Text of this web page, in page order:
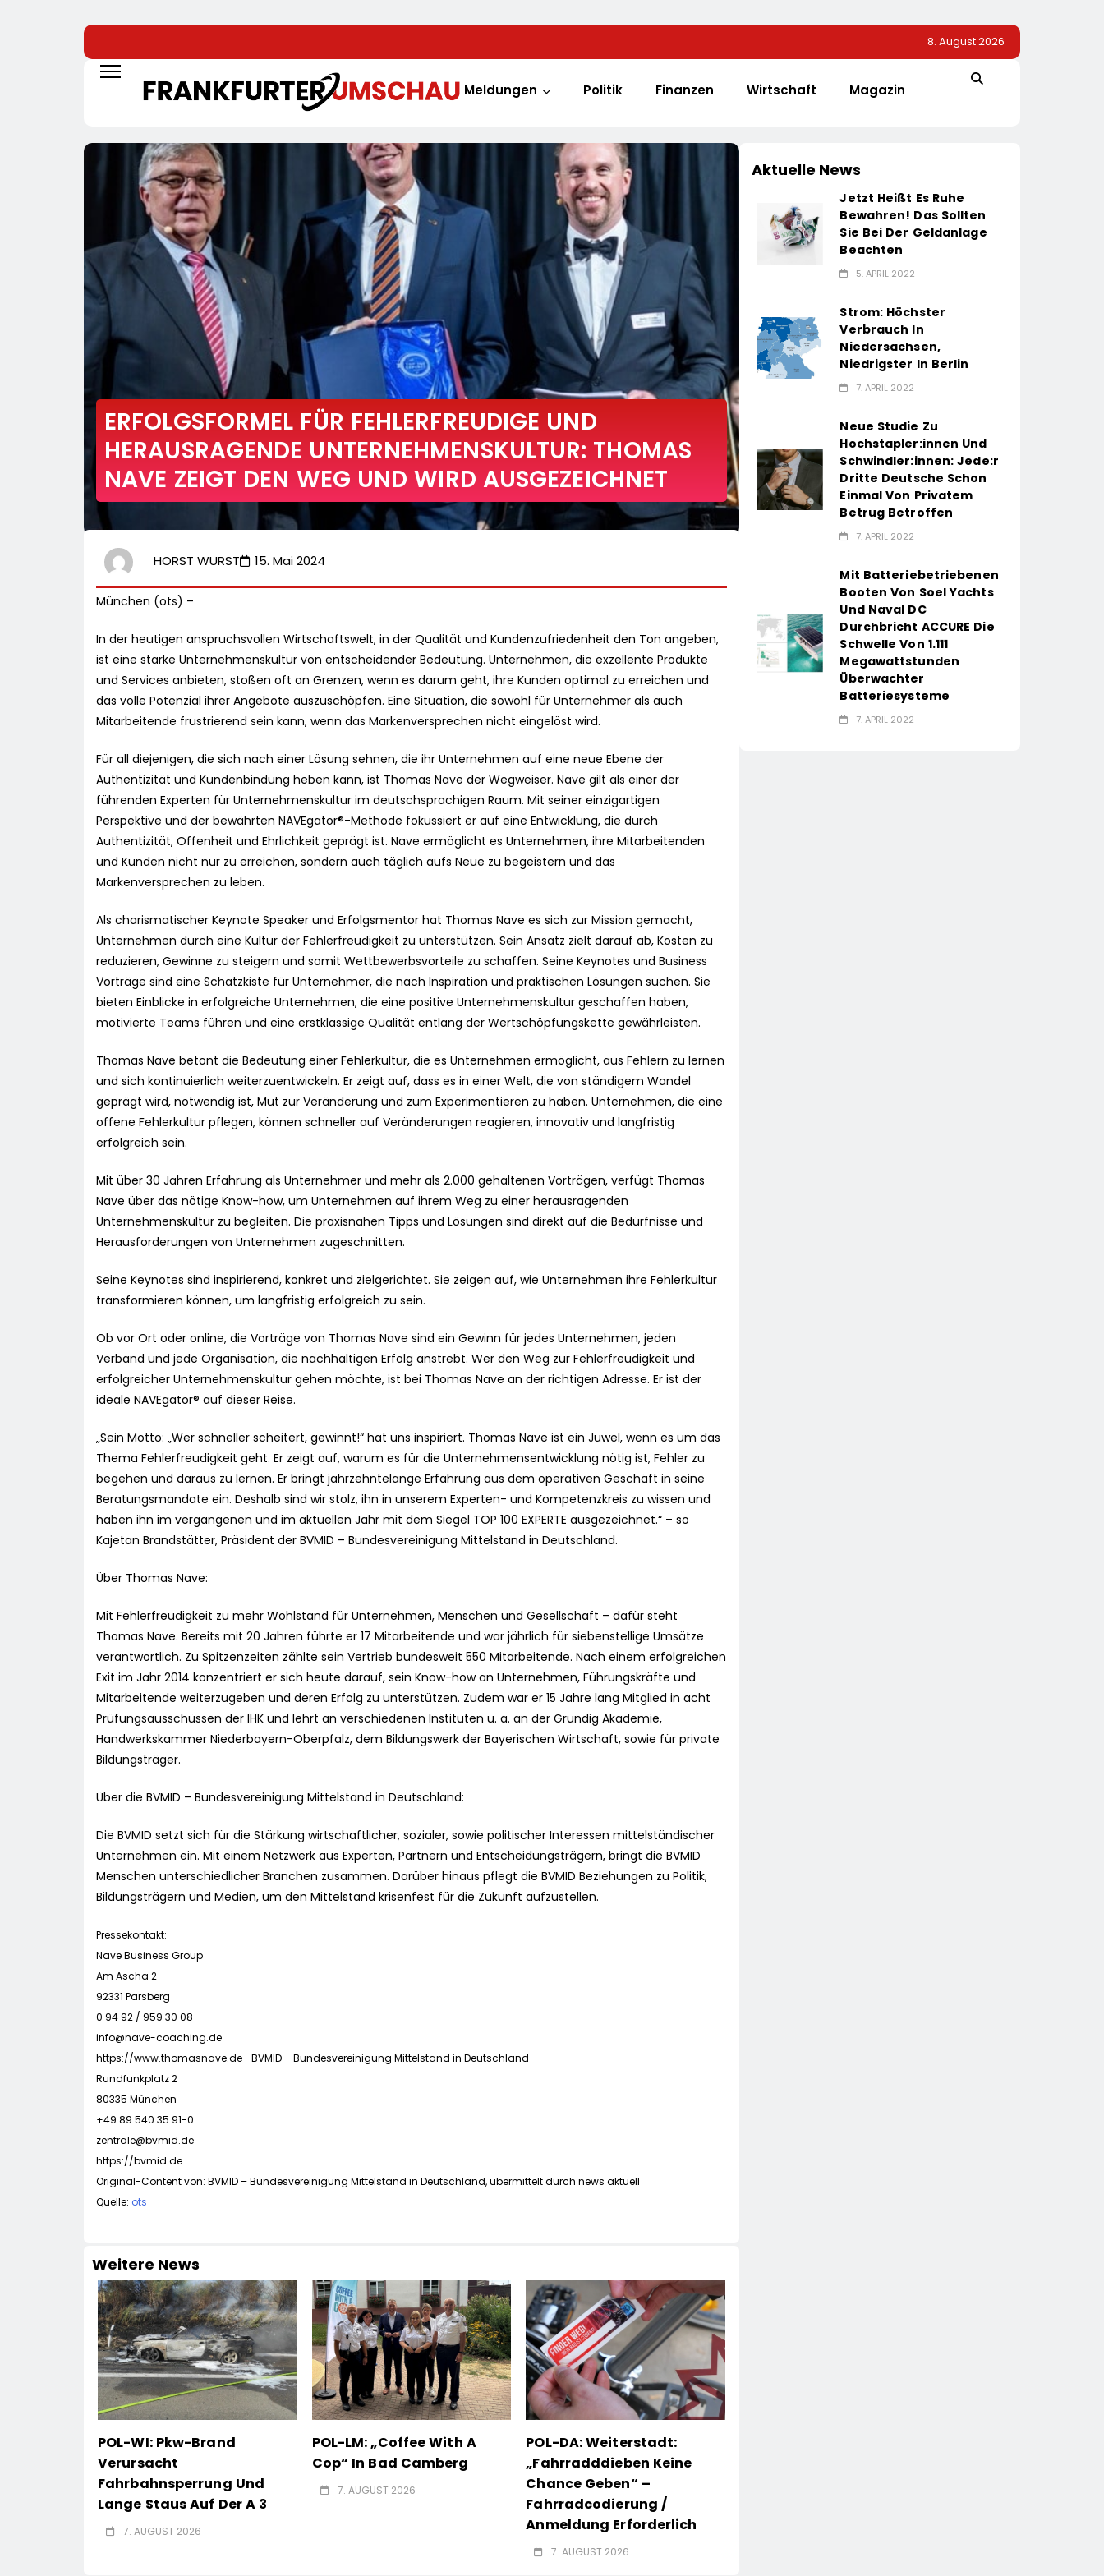
8. August 2026
Meldungen Politik Finanzen Wirtschaft Magazin
ERFOLGSFORMEL FÜR FEHLERFREUDIGE UND
HERAUSRAGENDE UNTERNEHMENSKULTUR: THOMAS
NAVE ZEIGT DEN WEG UND WIRD AUSGEZEICHNET
HORST WURST 15. Mai 2024
München (ots) –
In der heutigen anspruchsvollen Wirtschaftswelt, in der Qualität und Kundenzufriedenheit den Ton angeben,
ist eine starke Unternehmenskultur von entscheidender Bedeutung. Unternehmen, die exzellente Produkte
und Services anbieten, stoßen oft an Grenzen, wenn es darum geht, ihre Kunden optimal zu erreichen und
das volle Potenzial ihrer Angebote auszuschöpfen. Eine Situation, die sowohl für Unternehmer als auch
Mitarbeitende frustrierend sein kann, wenn das Markenversprechen nicht eingelöst wird.
Für all diejenigen, die sich nach einer Lösung sehnen, die ihr Unternehmen auf eine neue Ebene der
Authentizität und Kundenbindung heben kann, ist Thomas Nave der Wegweiser. Nave gilt als einer der
führenden Experten für Unternehmenskultur im deutschsprachigen Raum. Mit seiner einzigartigen
Perspektive und der bewährten NAVEgator®-Methode fokussiert er auf eine Entwicklung, die durch
Authentizität, Offenheit und Ehrlichkeit geprägt ist. Nave ermöglicht es Unternehmen, ihre Mitarbeitenden
und Kunden nicht nur zu erreichen, sondern auch täglich aufs Neue zu begeistern und das
Markenversprechen zu leben.
Als charismatischer Keynote Speaker und Erfolgsmentor hat Thomas Nave es sich zur Mission gemacht,
Unternehmen durch eine Kultur der Fehlerfreudigkeit zu unterstützen. Sein Ansatz zielt darauf ab, Kosten zu
reduzieren, Gewinne zu steigern und somit Wettbewerbsvorteile zu schaffen. Seine Keynotes und Business
Vorträge sind eine Schatzkiste für Unternehmer, die nach Inspiration und praktischen Lösungen suchen. Sie
bieten Einblicke in erfolgreiche Unternehmen, die eine positive Unternehmenskultur geschaffen haben,
motivierte Teams führen und eine erstklassige Qualität entlang der Wertschöpfungskette gewährleisten.
Thomas Nave betont die Bedeutung einer Fehlerkultur, die es Unternehmen ermöglicht, aus Fehlern zu lernen
und sich kontinuierlich weiterzuentwickeln. Er zeigt auf, dass es in einer Welt, die von ständigem Wandel
geprägt wird, notwendig ist, Mut zur Veränderung und zum Experimentieren zu haben. Unternehmen, die eine
offene Fehlerkultur pflegen, können schneller auf Veränderungen reagieren, innovativ und langfristig
erfolgreich sein.
Mit über 30 Jahren Erfahrung als Unternehmer und mehr als 2.000 gehaltenen Vorträgen, verfügt Thomas
Nave über das nötige Know-how, um Unternehmen auf ihrem Weg zu einer herausragenden
Unternehmenskultur zu begleiten. Die praxisnahen Tipps und Lösungen sind direkt auf die Bedürfnisse und
Herausforderungen von Unternehmen zugeschnitten.
Seine Keynotes sind inspirierend, konkret und zielgerichtet. Sie zeigen auf, wie Unternehmen ihre Fehlerkultur
transformieren können, um langfristig erfolgreich zu sein.
Ob vor Ort oder online, die Vorträge von Thomas Nave sind ein Gewinn für jedes Unternehmen, jeden
Verband und jede Organisation, die nachhaltigen Erfolg anstrebt. Wer den Weg zur Fehlerfreudigkeit und
erfolgreicher Unternehmenskultur gehen möchte, ist bei Thomas Nave an der richtigen Adresse. Er ist der
ideale NAVEgator® auf dieser Reise.
„Sein Motto: „Wer schneller scheitert, gewinnt!“ hat uns inspiriert. Thomas Nave ist ein Juwel, wenn es um das
Thema Fehlerfreudigkeit geht. Er zeigt auf, warum es für die Unternehmensentwicklung nötig ist, Fehler zu
begehen und daraus zu lernen. Er bringt jahrzehntelange Erfahrung aus dem operativen Geschäft in seine
Beratungsmandate ein. Deshalb sind wir stolz, ihn in unserem Experten- und Kompetenzkreis zu wissen und
haben ihn im vergangenen und im aktuellen Jahr mit dem Siegel TOP 100 EXPERTE ausgezeichnet.“ – so
Kajetan Brandstätter, Präsident der BVMID – Bundesvereinigung Mittelstand in Deutschland.
Über Thomas Nave:
Mit Fehlerfreudigkeit zu mehr Wohlstand für Unternehmen, Menschen und Gesellschaft – dafür steht
Thomas Nave. Bereits mit 20 Jahren führte er 17 Mitarbeitende und war jährlich für siebenstellige Umsätze
verantwortlich. Zu Spitzenzeiten zählte sein Vertrieb bundesweit 550 Mitarbeitende. Nach einem erfolgreichen
Exit im Jahr 2014 konzentriert er sich heute darauf, sein Know-how an Unternehmen, Führungskräfte und
Mitarbeitende weiterzugeben und deren Erfolg zu unterstützen. Zudem war er 15 Jahre lang Mitglied in acht
Prüfungsausschüssen der IHK und lehrt an verschiedenen Instituten u. a. an der Grundig Akademie,
Handwerkskammer Niederbayern-Oberpfalz, dem Bildungswerk der Bayerischen Wirtschaft, sowie für private
Bildungsträger.
Über die BVMID – Bundesvereinigung Mittelstand in Deutschland:
Die BVMID setzt sich für die Stärkung wirtschaftlicher, sozialer, sowie politischer Interessen mittelständischer
Unternehmen ein. Mit einem Netzwerk aus Experten, Partnern und Entscheidungsträgern, bringt die BVMID
Menschen unterschiedlicher Branchen zusammen. Darüber hinaus pflegt die BVMID Beziehungen zu Politik,
Bildungsträgern und Medien, um den Mittelstand krisenfest für die Zukunft aufzustellen.
Pressekontakt:
Nave Business Group
Am Ascha 2
92331 Parsberg
0 94 92 / 959 30 08
info@nave-coaching.de
https://www.thomasnave.de—BVMID – Bundesvereinigung Mittelstand in Deutschland
Rundfunkplatz 2
80335 München
+49 89 540 35 91-0
zentrale@bvmid.de
https://bvmid.de
Original-Content von: BVMID – Bundesvereinigung Mittelstand in Deutschland, übermittelt durch news aktuell
Quelle: ots
Weitere News
POL-WI: Pkw-Brand
Verursacht
Fahrbahnsperrung Und
Lange Staus Auf Der A 3
7. AUGUST 2026
POL-LM: „Coffee With A
Cop“ In Bad Camberg
7. AUGUST 2026
POL-DA: Weiterstadt:
„Fahrradddieben Keine
Chance Geben“ –
Fahrradcodierung /
Anmeldung Erforderlich
7. AUGUST 2026
Aktuelle News
Jetzt Heißt Es Ruhe
Bewahren! Das Sollten
Sie Bei Der Geldanlage
Beachten
5. APRIL 2022
Strom: Höchster
Verbrauch In
Niedersachsen,
Niedrigster In Berlin
7. APRIL 2022
Neue Studie Zu
Hochstapler:innen Und
Schwindler:innen: Jede:r
Dritte Deutsche Schon
Einmal Von Privatem
Betrug Betroffen
7. APRIL 2022
Mit Batteriebetriebenen
Booten Von Soel Yachts
Und Naval DC
Durchbricht ACCURE Die
Schwelle Von 1.111
Megawattstunden
Überwachter
Batteriesysteme
7. APRIL 2022